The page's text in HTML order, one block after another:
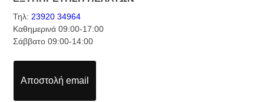
Τηλ: 23920 34964
Καθημερινά 09:00-17:00
Σάββατο 09:00-14:00
Αποστολή email